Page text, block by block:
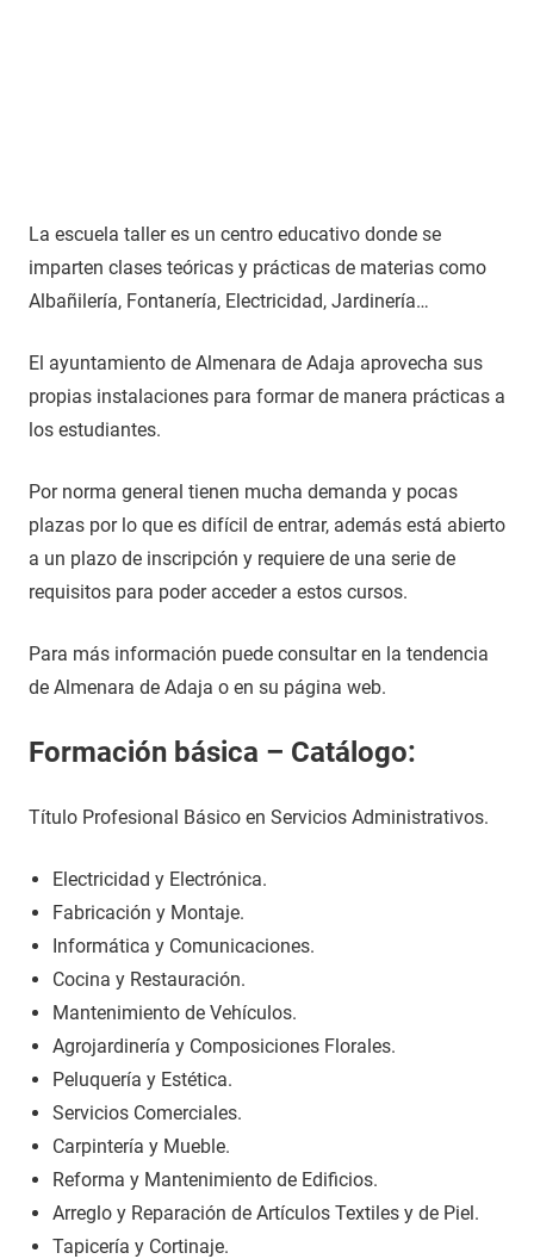
La escuela taller es un centro educativo donde se
imparten clases teóricas y prácticas de materias como
Albañilería, Fontanería, Electricidad, Jardinería…
El ayuntamiento de Almenara de Adaja aprovecha sus
propias instalaciones para formar de manera prácticas a
los estudiantes.
Por norma general tienen mucha demanda y pocas
plazas por lo que es difícil de entrar, además está abierto
a un plazo de inscripción y requiere de una serie de
requisitos para poder acceder a estos cursos.
Para más información puede consultar en la tendencia
de Almenara de Adaja o en su página web.
Formación básica – Catálogo:
Título Profesional Básico en Servicios Administrativos.
Electricidad y Electrónica.
Fabricación y Montaje.
Informática y Comunicaciones.
Cocina y Restauración.
Mantenimiento de Vehículos.
Agrojardinería y Composiciones Florales.
Peluquería y Estética.
Servicios Comerciales.
Carpintería y Mueble.
Reforma y Mantenimiento de Edificios.
Arreglo y Reparación de Artículos Textiles y de Piel.
Tapicería y Cortinaje.